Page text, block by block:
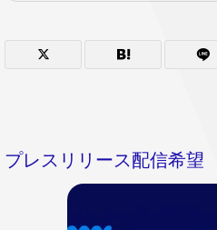
プレスリリース配信希望